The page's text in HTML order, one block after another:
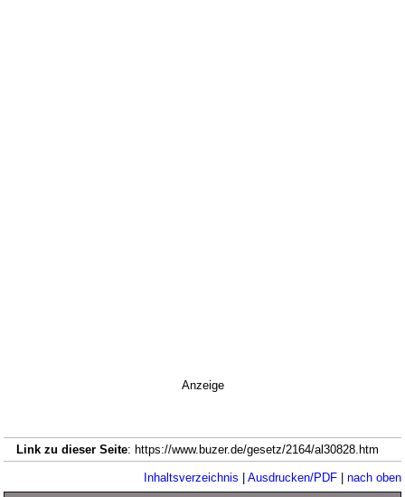
Anzeige
Link zu dieser Seite: https://www.buzer.de/gesetz/2164/al30828.htm
Inhaltsverzeichnis | Ausdrucken/PDF| nach oben